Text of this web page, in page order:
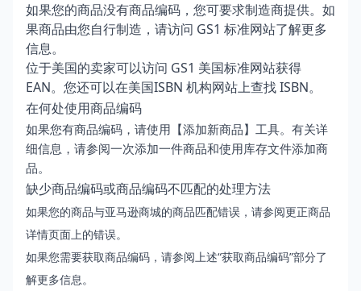
如果您的商品没有商品编码，您可要求制造商提供。如
果商品由您自行制造，请访问 GS1 标准网站了解更多
信息。
位于美国的卖家可以访问 GS1 美国标准网站获得
EAN。您还可以在美国ISBN 机构网站上查找 ISBN。
在何处使用商品编码
如果您有商品编码，请使用【添加新商品】工具。有关详
细信息，请参阅一次添加一件商品和使用库存文件添加商
品。
缺少商品编码或商品编码不匹配的处理方法
如果您的商品与亚马逊商城的商品匹配错误，请参阅更正商品
详情页面上的错误。
如果您需要获取商品编码，请参阅上述“获取商品编码”部分了
解更多信息。